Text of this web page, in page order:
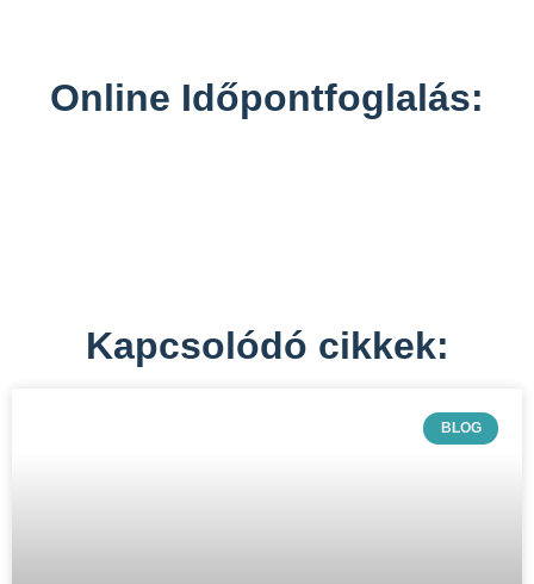
Online Időpontfoglalás:
Kapcsolódó cikkek:
BLOG